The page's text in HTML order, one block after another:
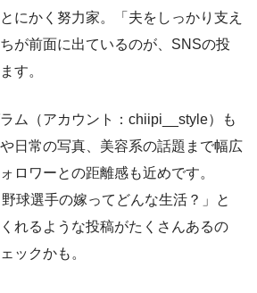
にかく努力家。「夫をしっかり支え
が前面に出ているのが、SNSの投
す。
ム（アカウント：chiipi__style）も
日常の写真、美容系の話題まで幅広
ロワーとの距離感も近めです。
球選手の嫁ってどんな生活？」と
れるような投稿がたくさんあるの
ックかも。